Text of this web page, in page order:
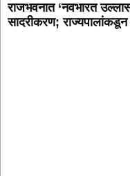
राजभवनात ‘नवभारत
सादरीकरण;